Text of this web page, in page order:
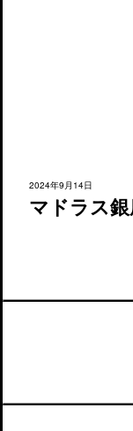
2024年9月14日
マドラス銀